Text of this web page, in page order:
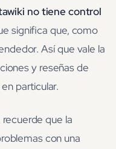
no tiene control
significa que, como
Así que vale la
y reseñas de
particular.
que la
con una